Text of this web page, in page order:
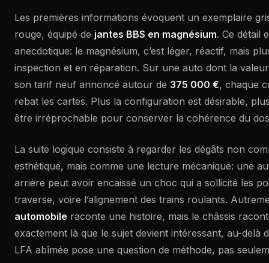
Les premières informations évoquent un exemplaire
rouge, équipé de jantes BBS en magnésium. Ce détail
anecdotique: le magnésium, c’est léger, réactif, mais
inspection et en réparation. Sur une auto dont la valeur
son tarif neuf annoncé autour de 375 000 €, chaque
rebat les cartes. Plus la configuration est désirable,
être irréprochable pour conserver la cohérence du
La suite logique consiste à regarder les dégâts non
esthétique, mais comme une lecture mécanique: une
arrière peut avoir encaissé un choc qui a sollicité les
traverse, voire l’alignement des trains roulants.
automobile raconte une histoire, mais le châssis
exactement là que le sujet devient intéressant, au-delà
LFA abîmée pose une question de méthode, pas